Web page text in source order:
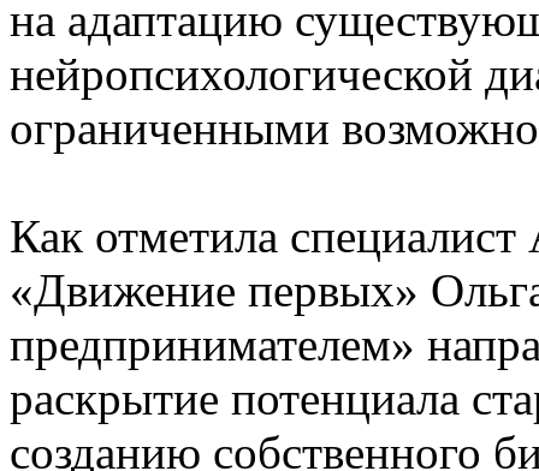
на адаптацию
нейропсихологической
ограниченными
Как отметила специалист
«Движение первых»
предпринимателем»
раскрытие потенциала
созданию собственного